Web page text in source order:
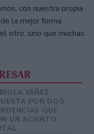
con nuestra propia
la mejor forma
otro, sino que muchas
YÁÑEZ
POR DOS
QUE
UN ACIERTO